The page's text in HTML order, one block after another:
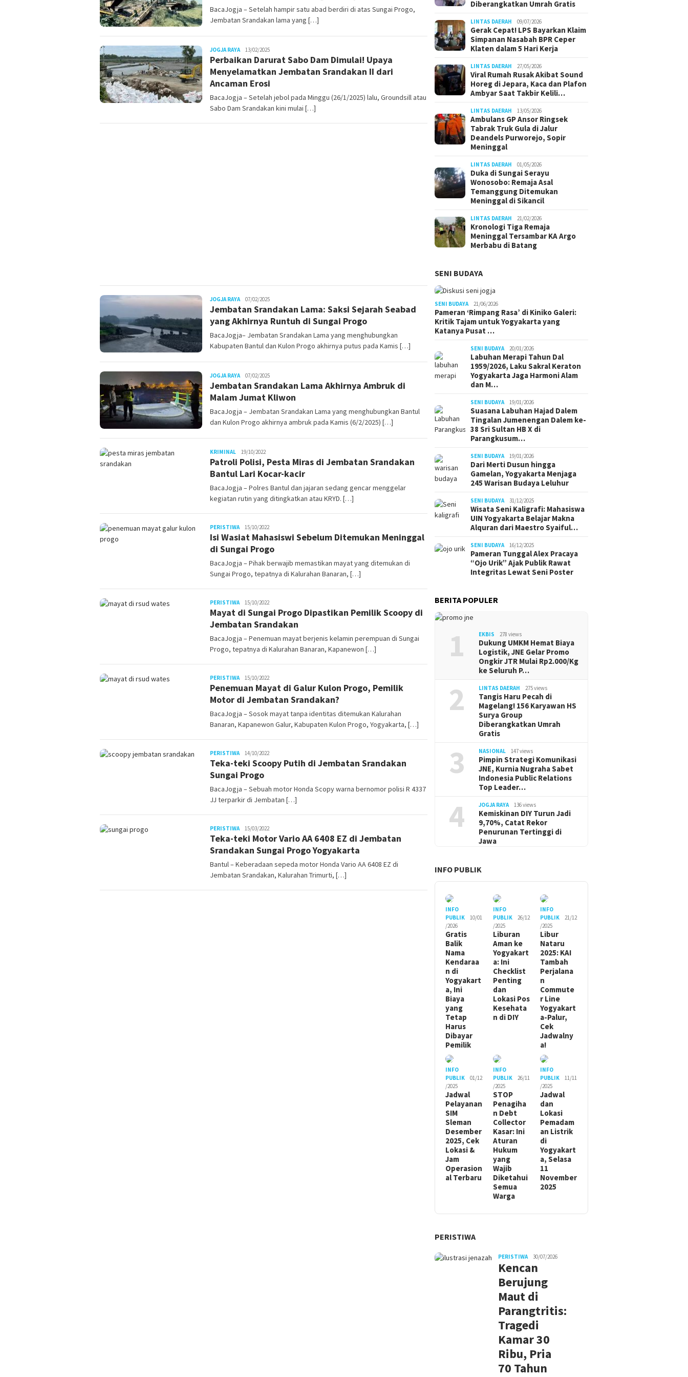
BacaJogja – Setelah hampir satu abad berdiri di atas Sungai Progo,
Jembatan Srandakan lama yang […]
JOGJA RAYAJuno13/02/2025
Perbaikan Darurat Sabo Dam Dimulai! Upaya
Menyelamatkan Jembatan Srandakan II dari
Ancaman Erosi
BacaJogja – Setelah jebol pada Minggu (26/1/2025) lalu, Groundsill atau
Sabo Dam Srandakan kini mulai […]
JOGJA RAYAJuno07/02/2025
Jembatan Srandakan Lama: Saksi Sejarah Seabad
yang Akhirnya Runtuh di Sungai Progo
BacaJogja– Jembatan Srandakan Lama yang menghubungkan
Kabupaten Bantul dan Kulon Progo akhirnya putus pada Kamis […]
JOGJA RAYAJuno07/02/2025
Jembatan Srandakan Lama Akhirnya Ambruk di
Malam Jumat Kliwon
BacaJogja – Jembatan Srandakan Lama yang menghubungkan Bantul
dan Kulon Progo akhirnya ambruk pada Kamis (6/2/2025) […]
KRIMINALJuno19/10/2022
Patroli Polisi, Pesta Miras di Jembatan Srandakan
Bantul Lari Kocar-kacir
BacaJogja – Polres Bantul dan jajaran sedang gencar menggelar
kegiatan rutin yang ditingkatkan atau KRYD. […]
PERISTIWAJuno15/10/2022
Isi Wasiat Mahasiswi Sebelum Ditemukan Meninggal
di Sungai Progo
BacaJogja – Pihak berwajib memastikan mayat yang ditemukan di
Sungai Progo, tepatnya di Kalurahan Banaran, […]
PERISTIWAJuno15/10/2022
Mayat di Sungai Progo Dipastikan Pemilik Scoopy di
Jembatan Srandakan
BacaJogja – Penemuan mayat berjenis kelamin perempuan di Sungai
Progo, tepatnya di Kalurahan Banaran, Kapanewon […]
PERISTIWAJuno15/10/2022
Penemuan Mayat di Galur Kulon Progo, Pemilik
Motor di Jembatan Srandakan?
BacaJogja – Sosok mayat tanpa identitas ditemukan Kalurahan
Banaran, Kapanewon Galur, Kabupaten Kulon Progo, Yogyakarta, […]
PERISTIWAJuno14/10/2022
Teka-teki Scoopy Putih di Jembatan Srandakan
Sungai Progo
BacaJogja – Sebuah motor Honda Scopy warna bernomor polisi R 4337
JJ terparkir di Jembatan […]
PERISTIWAJuno15/03/2022
Teka-teki Motor Vario AA 6408 EZ di Jembatan
Srandakan Sungai Progo Yogyakarta
Bantul – Keberadaan sepeda motor Honda Vario AA 6408 EZ di
Jembatan Srandakan, Kalurahan Trimurti, […]
Diberangkatkan Umrah Gratis
LINTAS DAERAH 09/07/2026
Gerak Cepat! LPS Bayarkan Klaim
Simpanan Nasabah BPR Ceper
Klaten dalam 5 Hari Kerja
LINTAS DAERAH 27/05/2026
Viral Rumah Rusak Akibat Sound
Horeg di Jepara, Kaca dan Plafon
Ambyar Saat Takbir Kelili…
LINTAS DAERAH 13/05/2026
Ambulans GP Ansor Ringsek
Tabrak Truk Gula di Jalur
Deandels Purworejo, Sopir
Meninggal
LINTAS DAERAH 01/05/2026
Duka di Sungai Serayu
Wonosobo: Remaja Asal
Temanggung Ditemukan
Meninggal di Sikancil
LINTAS DAERAH 21/02/2026
Kronologi Tiga Remaja
Meninggal Tersambar KA Argo
Merbabu di Batang
SENI BUDAYA
SENI BUDAYA 21/06/2026
Pameran ‘Rimpang Rasa’ di Kiniko Galeri:
Kritik Tajam untuk Yogyakarta yang
Katanya Pusat …
SENI BUDAYA 20/01/2026
Labuhan Merapi Tahun Dal
1959/2026, Laku Sakral Keraton
Yogyakarta Jaga Harmoni Alam
dan M…
SENI BUDAYA 19/01/2026
Suasana Labuhan Hajad Dalem
Tingalan Jumenengan Dalem ke-
38 Sri Sultan HB X di
Parangkusum…
SENI BUDAYA 19/01/2026
Dari Merti Dusun hingga
Gamelan, Yogyakarta Menjaga
245 Warisan Budaya Leluhur
SENI BUDAYA 31/12/2025
Wisata Seni Kaligrafi: Mahasiswa
UIN Yogyakarta Belajar Makna
Alquran dari Maestro Syaiful…
SENI BUDAYA 16/12/2025
Pameran Tunggal Alex Pracaya
“Ojo Urik” Ajak Publik Rawat
Integritas Lewat Seni Poster
BERITA POPULER
1 EKBIS 278 views
Dukung UMKM Hemat Biaya
Logistik, JNE Gelar Promo
Ongkir JTR Mulai Rp2.000/Kg
ke Seluruh P…
2 LINTAS DAERAH 275 views
Tangis Haru Pecah di
Magelang! 156 Karyawan HS
Surya Group
Diberangkatkan Umrah
Gratis
3 NASIONAL 147 views
Pimpin Strategi Komunikasi
JNE, Kurnia Nugraha Sabet
Indonesia Public Relations
Top Leader…
4 JOGJA RAYA 136 views
Kemiskinan DIY Turun Jadi
9,70%, Catat Rekor
Penurunan Tertinggi di
Jawa
INFO PUBLIK
INFO
PUBLIK
10/01
/2026
Gratis
Balik
Nama
Kendaraa
n di
Yogyakart
a, Ini
Biaya
yang
Tetap
Harus
Dibayar
Pemilik
INFO
PUBLIK
26/12
/2025
Liburan
Aman ke
Yogyakart
a: Ini
Checklist
Penting
dan
Lokasi Pos
Kesehata
n di DIY
INFO
PUBLIK
21/12
/2025
Libur
Nataru
2025: KAI
Tambah
Perjalana
n
Commute
r Line
Yogyakart
a-Palur,
Cek
Jadwalny
a!
INFO
PUBLIK
01/12
/2025
Jadwal
Pelayanan
SIM
Sleman
Desember
2025, Cek
Lokasi &
Jam
Operasion
al Terbaru
INFO
PUBLIK
26/11
/2025
STOP
Penagiha
n Debt
Collector
Kasar: Ini
Aturan
Hukum
yang
Wajib
Diketahui
Semua
Warga
INFO
PUBLIK
11/11
/2025
Jadwal
dan
Lokasi
Pemadam
an Listrik
di
Yogyakart
a, Selasa
11
November
2025
PERISTIWA
PERISTIWA 30/07/2026
Kencan
Berujung
Maut di
Parangtritis:
Tragedi
Kamar 30
Ribu, Pria
70 Tahun